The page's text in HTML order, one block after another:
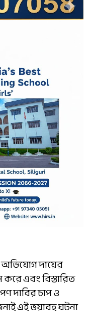
অভিযোগ দায়ের
এবং বিস্তারিত
দাবির চাপ ও
এই ভয়াবহ ঘটনা